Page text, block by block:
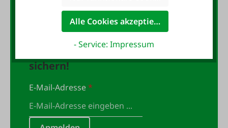
10,- Gutschein
anmelden und 10,- Gutschein
sichern!
E-Mail-Adresse*
Alle Cookies akzeptieren
- Service: Impressum